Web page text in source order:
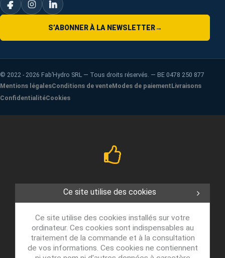
S’ABONNER À LA NEWSLETTER→
© 2022 - 2026 Fab’Hydro SRL — Tous droits réservés. — BE 0478 250 877
Mentions légalesConditions de venteModes de paiementLivraisons
ConfidentialitéCookies
Ce site utilise des cookies
Ce site utilise des cookies installés sur votre
ordinateur. Ces cookies sont indispensables au
traitement de la commande et à la consultation
de vos informations. Ces cookies ne contiennent